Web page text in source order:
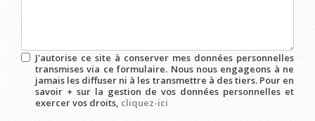
J'autorise ce site à conserver mes données personnelles
transmises via ce formulaire. Nous nous engageons à ne
jamais les diffuser ni à les transmettre à des tiers. Pour en
savoir + sur la gestion de vos données personnelles et
exercer vos droits, cliquez-ici